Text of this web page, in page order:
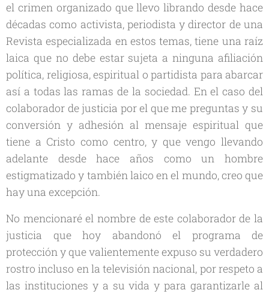
el crimen organizado que llevo librando desde hace
décadas como activista, periodista y director de una
Revista especializada en estos temas, tiene una raíz
laica que no debe estar sujeta a ninguna afiliación
política, religiosa, espiritual o partidista para abarcar
así a todas las ramas de la sociedad. En el caso del
colaborador de justicia por el que me preguntas y su
conversión y adhesión al mensaje espiritual que
tiene a Cristo como centro, y que vengo llevando
adelante desde hace años como un hombre
estigmatizado y también laico en el mundo, creo que
hay una excepción.
No mencionaré el nombre de este colaborador de la
justicia que hoy abandonó el programa de
protección y que valientemente expuso su verdadero
rostro incluso en la televisión nacional, por respeto a
las instituciones y a su vida y para garantizarle al